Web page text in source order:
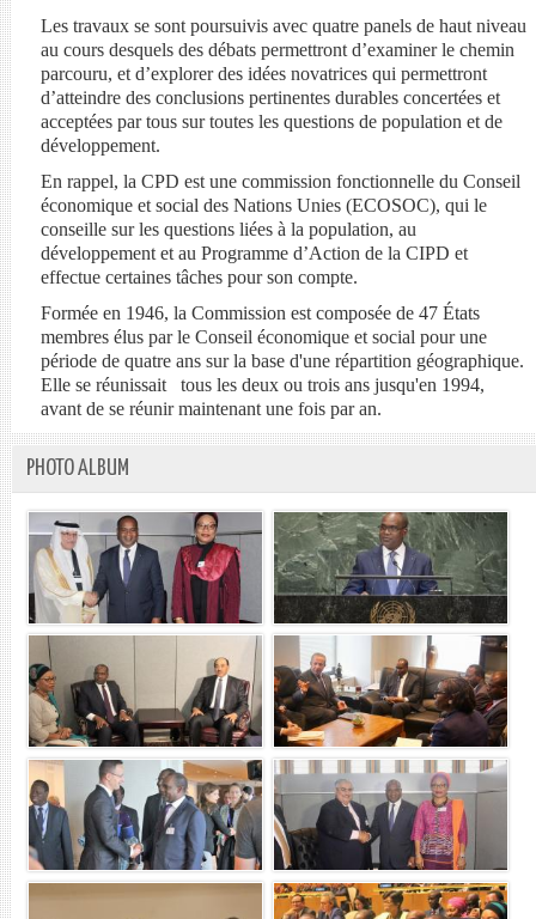
Les travaux se sont poursuivis avec quatre panels de haut niveau
au cours desquels des débats permettront d’examiner le chemin
parcouru, et d’explorer des idées novatrices qui permettront
d’atteindre des conclusions pertinentes durables concertées et
acceptées par tous sur toutes les questions de population et de
développement.
En rappel, la CPD est une commission fonctionnelle du Conseil
économique et social des Nations Unies (ECOSOC), qui le
conseille sur les questions liées à la population, au
développement et au Programme d’Action de la CIPD et
effectue certaines tâches pour son compte.
Formée en 1946, la Commission est composée de 47 États
membres élus par le Conseil économique et social pour une
période de quatre ans sur la base d'une répartition géographique.
Elle se réunissait tous les deux ou trois ans jusqu'en 1994,
avant de se réunir maintenant une fois par an.
PHOTO ALBUM